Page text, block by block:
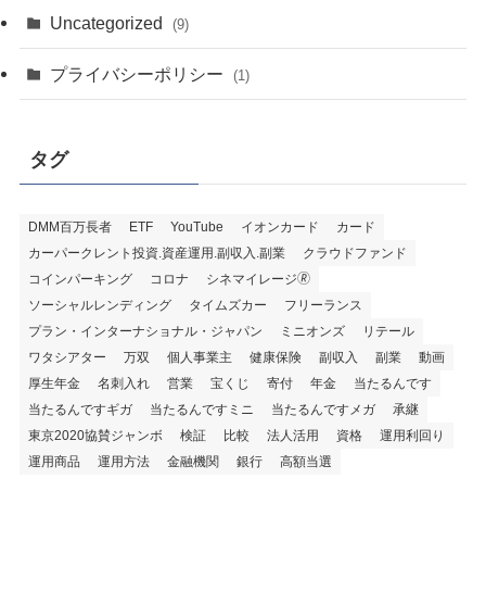
Uncategorized (9)
プライバシーポリシー (1)
タグ
DMM百万長者 ETF YouTube イオンカード
カード
カーパークレント投資.資産運用.副収入.副業
クラウドファンド
コインパーキング
コロナ
シネマイレージ🄬
ソーシャルレンディング
タイムズカー
フリーランス
プラン・インターナショナル・ジャパン
ミニオンズ
リテール
ワタシアター
万双 個人事業主 健康保険 副収入 副業
動画
厚生年金
名刺入れ 営業 宝くじ 寄付 年金
当たるんです
当たるんですギガ
当たるんですミニ 当たるんですメガ
承継
東京2020協賛ジャンボ
検証 比較 法人活用 資格
運用利回り
運用商品
運用方法 金融機関 銀行 高額当選